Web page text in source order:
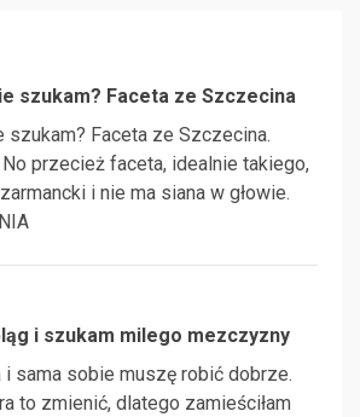
szukam? Faceta ze Szczecina
szukam? Faceta ze Szczecina.
przecież faceta, idealnie takiego,
i nie ma siana w głowie.
i szukam milego mezczyzny
i sama sobie muszę robić dobrze.
to zmienić, dlatego zamieściłam